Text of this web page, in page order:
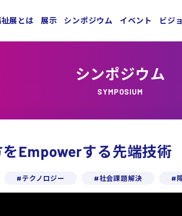
展とは 展示 シンポジウム イベント ビジ
シンポジウム
SYMPOSIUM
Empowerする先端技術
テクノロジー 社会課題解決